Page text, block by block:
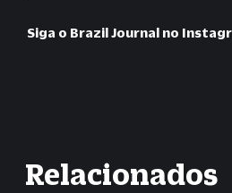
Siga o Brazil Journal no
Relacionados